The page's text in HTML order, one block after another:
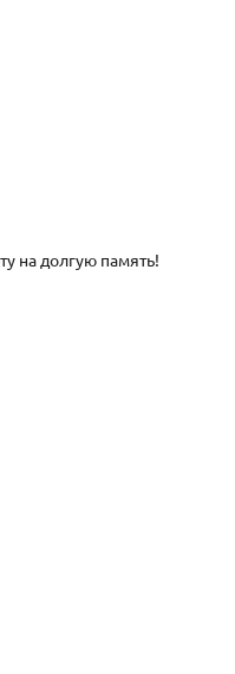
на долгую память!